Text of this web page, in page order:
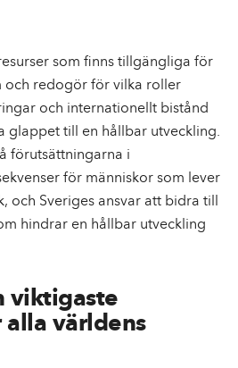
som finns tillgängliga för
och redogör för vilka roller
och internationellt bistånd
glappet till en hållbar utveckling.
förutsättningarna i
för människor som lever
och Sveriges ansvar att bidra till
hindrar en hållbar utveckling
viktigaste
alla världens